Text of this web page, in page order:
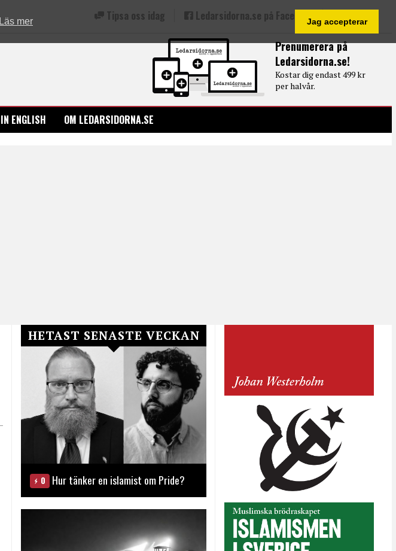
Läs mer Jag accepterar
Prenumerera på
Ledarsidorna.se!
Kostar dig endast 499 kr
per halvår.
Tipsa oss idag Ledarsidorna.se på Facebook
IN ENGLISH OM LEDARSIDORNA.SE
HETAST SENASTE VECKAN
0 Hur tänker en islamist om Pride?